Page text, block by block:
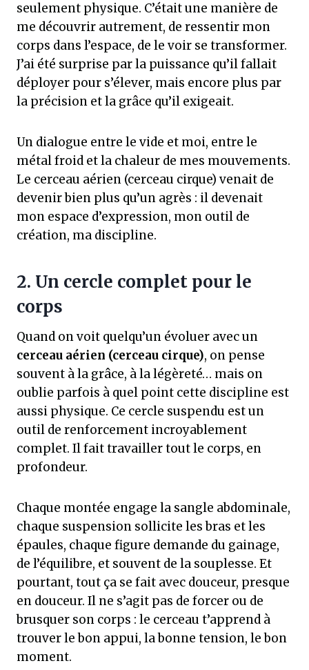
seulement physique. C’était une manière de
me découvrir autrement, de ressentir mon
corps dans l’espace, de le voir se transformer.
J’ai été surprise par la puissance qu’il fallait
déployer pour s’élever, mais encore plus par
la précision et la grâce qu’il exigeait.
Un dialogue entre le vide et moi, entre le
métal froid et la chaleur de mes mouvements.
Le cerceau aérien (cerceau cirque) venait de
devenir bien plus qu’un agrès : il devenait
mon espace d’expression, mon outil de
création, ma discipline.
2. Un cercle complet pour le
corps
Quand on voit quelqu’un évoluer avec un
cerceau aérien (cerceau cirque), on pense
souvent à la grâce, à la légèreté… mais on
oublie parfois à quel point cette discipline est
aussi physique. Ce cercle suspendu est un
outil de renforcement incroyablement
complet. Il fait travailler tout le corps, en
profondeur.
Chaque montée engage la sangle abdominale,
chaque suspension sollicite les bras et les
épaules, chaque figure demande du gainage,
de l’équilibre, et souvent de la souplesse. Et
pourtant, tout ça se fait avec douceur, presque
en douceur. Il ne s’agit pas de forcer ou de
brusquer son corps : le cerceau t’apprend à
trouver le bon appui, la bonne tension, le bon
moment.